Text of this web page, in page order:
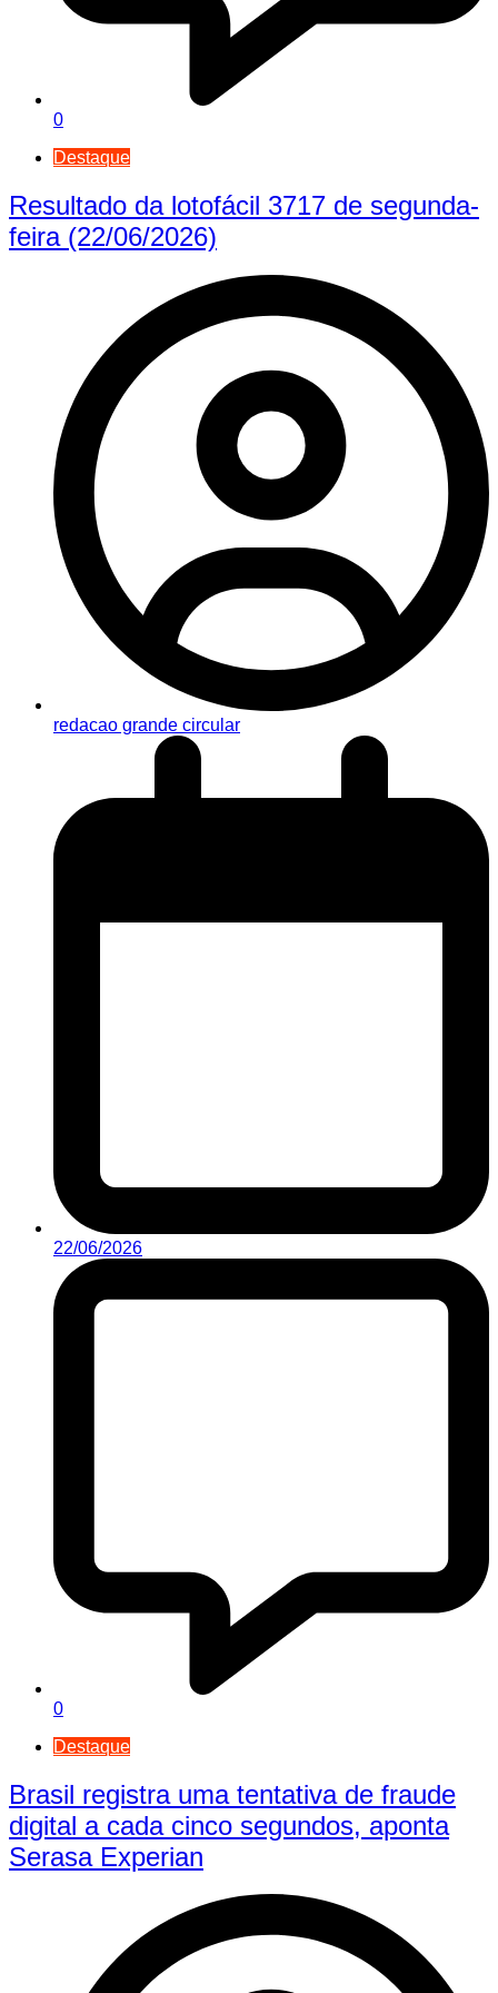
0
Destaque
Resultado da lotofácil 3717 de segunda-
feira (22/06/2026)
redacao grande circular
22/06/2026
0
Destaque
Brasil registra uma tentativa de fraude
digital a cada cinco segundos, aponta
Serasa Experian